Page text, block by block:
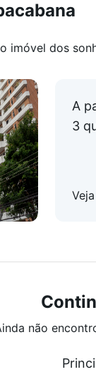
imóvel dos
A
3
não